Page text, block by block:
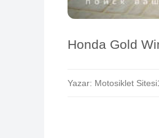
Honda Gold
Yazar: Motosiklet Sitesi